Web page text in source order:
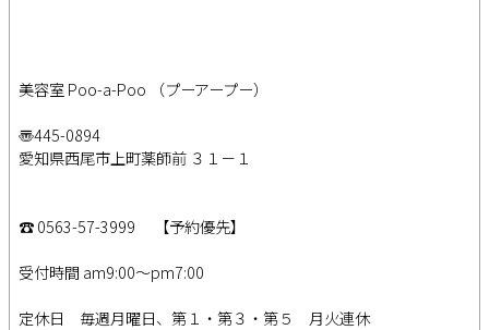
美容室 Poo-a-Poo （プーアープー）
〠445-0894
愛知県西尾市上町薬師前 ３１－１
☎ 0563-57-3999 【予約優先】
受付時間 am9:00～pm7:00
定休日 毎週月曜日、第１・第３・第５ 月火連休